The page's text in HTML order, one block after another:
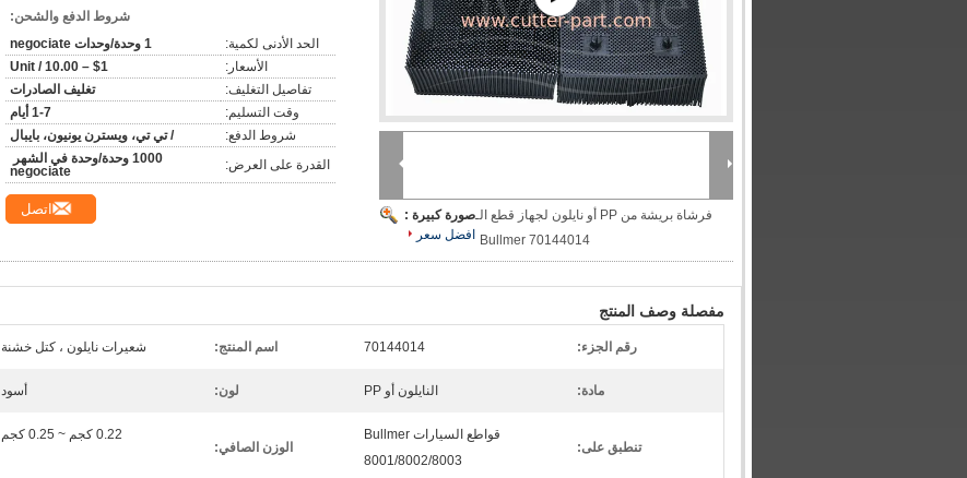
صورة كبيرة :فرشاة بريشة من PP أو نايلون لجهاز قطع الـ
Bullmer 70144014
افضل سعر
شروط الدفع والشحن:
الحد الأدنى لكمية:
1 وحدة/وحدات negociate
الأسعار:
$1 – 10.00 / Unit
تفاصيل التغليف:
تغليف الصادرات
وقت التسليم:
1-7 أيام
شروط الدفع:
/ تي تي، ويسترن يونيون، بايبال
القدرة على العرض:
negociate
اتصل
مفصلة وصف المنتج
رقم الجزء: 70144014 اسم المنتج: شعيرات نايلون ، كتل خشنة
مادة: النايلون أو PP لون: أسود
تنطبق على:
قواطع السيارات Bullmer
8001/8002/8003
الوزن الصافي:
0.22 كجم ~ 0.25 كجم